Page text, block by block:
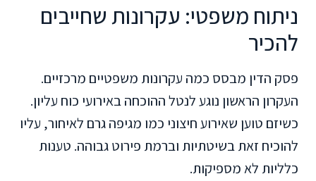
ניתוח משפטי: עקרונות שחייבים
להכיר
פסק הדין מבסס כמה עקרונות משפטיים מרכזיים.
העקרון הראשון נוגע לנטל ההוכחה באירועי כוח עליון.
כשיזם טוען שאירוע חיצוני כמו מגיפה גרם לאיחור, עליו
להוכיח זאת בשיטתיות וברמת פירוט גבוהה. טענות
כלליות לא מספיקות.